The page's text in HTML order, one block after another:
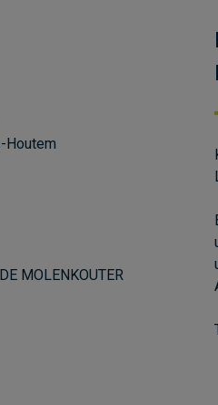
Houtem
MOLENKOUTER